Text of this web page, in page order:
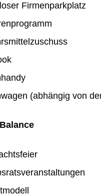
Firmenparkplatz
(abhängig von